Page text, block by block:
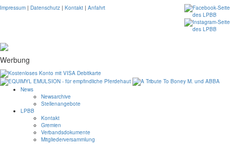
Impressum | Datenschutz | Kontakt | Anfahrt
Werbung
News
Newsarchive
Stellenangebote
LPBB
Kontakt
Gremien
Verbandsdokumente
Mitgliederversammlung